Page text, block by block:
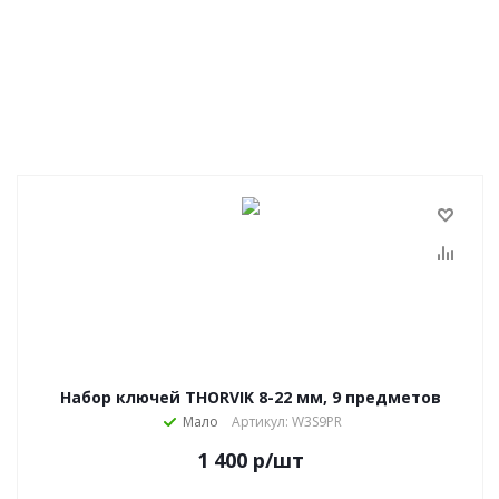
Набор ключей THORVIK 8-22 мм, 9 предметов
Мало Артикул: W3S9PR
1 400 р/шт